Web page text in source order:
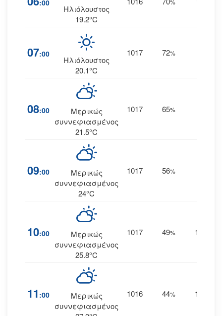
:00
Ηλιόλουστος
19.2°C
%
07:00
Ηλιόλουστος
20.1°C
1017 72%
08:00
Μερικώς
συννεφιασμένος
21.5°C
1017 65%
09:00
Μερικώς
συννεφιασμένος
24°C
1017 56%
10:00
Μερικώς
συννεφιασμένος
25.8°C
1017 49% 14
11 :00
Μερικώς
συννεφιασμένος
1016 44% 16